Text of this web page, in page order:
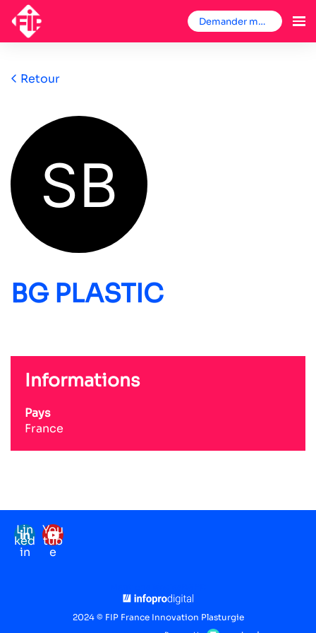
Demander mon badge
Retour
BG PLASTIC
Informations
Pays
France
Lin
ked
in
You
tub
e
2024 © FIP France Innovation Plasturgie